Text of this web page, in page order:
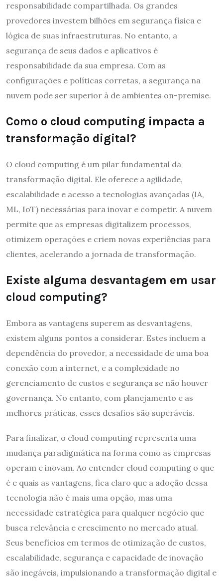
responsabilidade compartilhada. Os grandes
provedores investem bilhões em segurança física e
lógica de suas infraestruturas. No entanto, a
segurança de seus dados e aplicativos é
responsabilidade da sua empresa. Com as
configurações e políticas corretas, a segurança na
nuvem pode ser superior à de ambientes on-premise.
Como o cloud computing impacta a
transformação digital?
O cloud computing é um pilar fundamental da
transformação digital. Ele oferece a agilidade,
escalabilidade e acesso a tecnologias avançadas (IA,
ML, IoT) necessárias para inovar e competir. A nuvem
permite que as empresas digitalizem processos,
otimizem operações e criem novas experiências para
clientes, acelerando a jornada de transformação.
Existe alguma desvantagem em usar
cloud computing?
Embora as vantagens superem as desvantagens,
existem alguns pontos a considerar. Estes incluem a
dependência do provedor, a necessidade de uma boa
conexão com a internet, e a complexidade no
gerenciamento de custos e segurança se não houver
governança. No entanto, com planejamento e as
melhores práticas, esses desafios são superáveis.
Para finalizar, o cloud computing representa uma
mudança paradigmática na forma como as empresas
operam e inovam. Ao entender cloud computing o que
é e quais as vantagens, fica claro que a adoção dessa
tecnologia não é mais uma opção, mas uma
necessidade estratégica para qualquer negócio que
busca relevância e crescimento no mercado atual.
Seus benefícios em termos de otimização de custos,
escalabilidade, segurança e capacidade de inovação
são inegáveis, impulsionando a transformação digital e